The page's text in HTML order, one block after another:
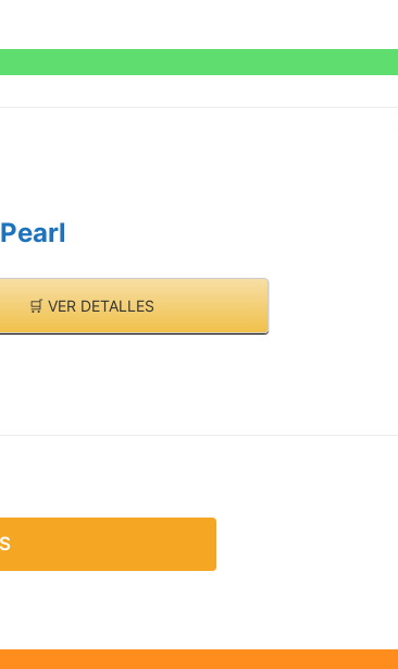
🛒 VER DETALLES